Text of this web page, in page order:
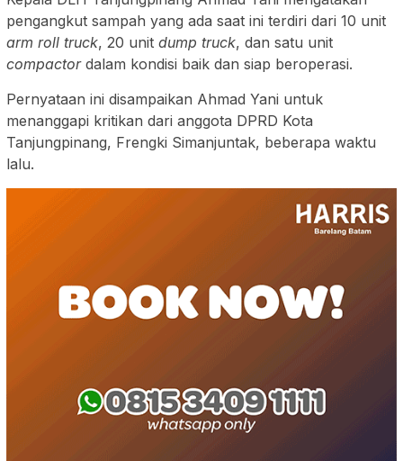
pengangkut sampah yang ada saat ini terdiri dari 10 unit
arm roll truck, 20 unit dump truck, dan satu unit
compactordalam kondisi baik dan siap beroperasi.
Pernyataan ini disampaikan Ahmad Yani untuk
menanggapi kritikan dari anggota DPRD Kota
Tanjungpinang, Frengki Simanjuntak, beberapa waktu
lalu.